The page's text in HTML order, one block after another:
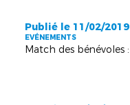
Publié le 11/02/2019
EVÉNEMENTS